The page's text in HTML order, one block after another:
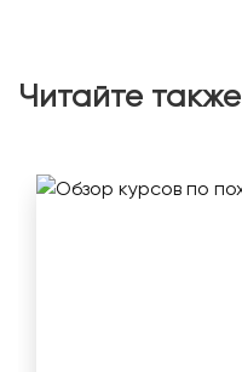
Читайте также